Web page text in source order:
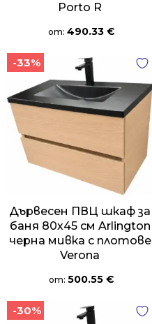
Porto R
от: 490.33 €
-33%
Дървесен ПВЦ шкаф за
баня 80х45 см Arlington
черна мивка с плотове
Verona
от: 500.55 €
-30%